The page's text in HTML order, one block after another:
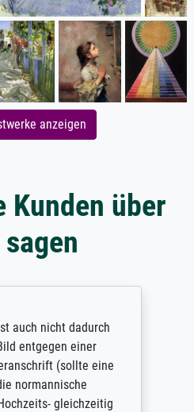
anzeigen
Kunden über
auch nicht dadurch
entgegen einer
(sollte eine
normannische
gleichzeitig